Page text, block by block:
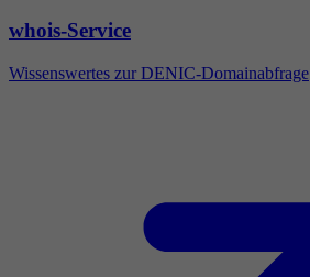
whois-Service
Wissenswertes zur DENIC-Domainabfrage